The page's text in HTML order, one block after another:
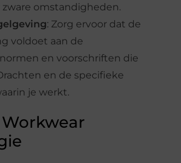
zware omstandigheden.
: Zorg ervoor dat de
voldoet aan de
en voorschriften die
en de specifieke
je werkt.